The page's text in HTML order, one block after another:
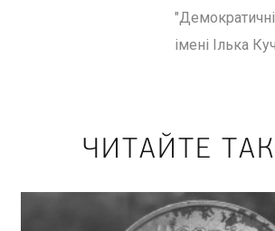
"Демократичні
імені Ілька
ЧИТАЙТЕ